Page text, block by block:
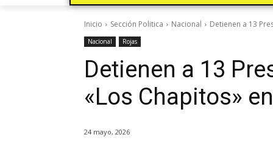
Inicio Sección Politica Nacional Detienen a 13
Nacional Rojas
Detienen a 13
«Los Chapitos»
24 mayo, 2026